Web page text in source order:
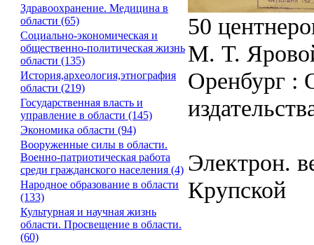
Здравоохранение. Медицина в
области (65)
Социально-экономическая и
общественно-политическая жизнь
области (135)
История,археология,этнография
области (219)
Государственная власть и
управление в области (145)
Экономика области (94)
Вооруженные силы в области.
Военно-патриотическая работа
среди гражданского населения (4)
Народное образование в области
(133)
Культурная и научная жизнь
области. Просвещение в области.
(60)
50
М. Т.
Оренбург :
Электрон.
Крупской